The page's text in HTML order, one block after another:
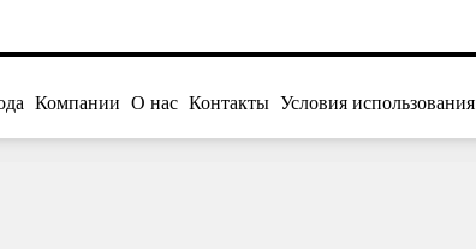
Компании О нас Контакты Условия использования